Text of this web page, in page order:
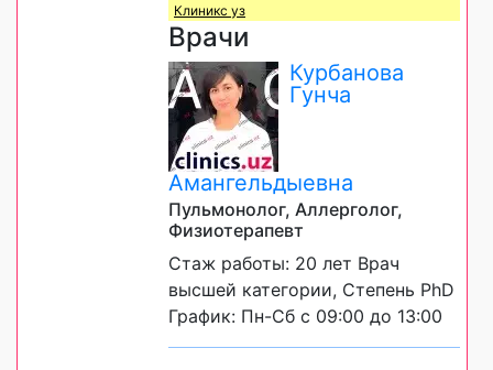
Клиникс уз
Врачи
Курбанова
Гунча
Амангельдыевна
Пульмонолог, Аллерголог,
Физиотерапевт
Стаж работы: 20 лет Врач
высшей категории, Степень PhD
График: Пн-Сб с 09:00 до 13:00